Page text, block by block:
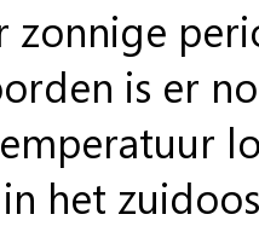
zonnige
is er
het